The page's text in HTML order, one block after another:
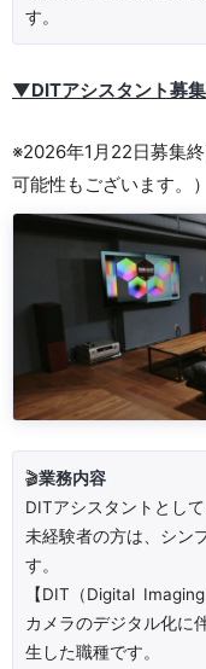
す。
▼DITアシスタント募
※2026年1月22日募集
可能性もございます。）
🎬業務内容
DITアシスタントとし
未経験者の方は、シン
す。
【DIT（Digital
カメラのデジタル化に
生した職種です。